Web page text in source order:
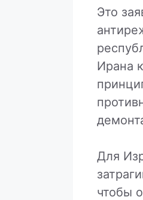
Это
Ирана
Для
чтобы